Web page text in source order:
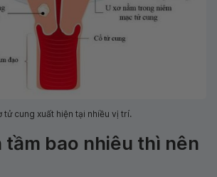
tử cung xuất hiện tại nhiều vị trí.
tầm bao nhiêu thì nên